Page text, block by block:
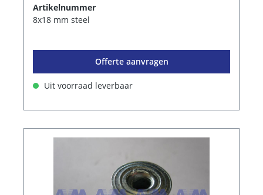
Artikelnummer
8x18 mm steel
Offerte aanvragen
Uit voorraad leverbaar